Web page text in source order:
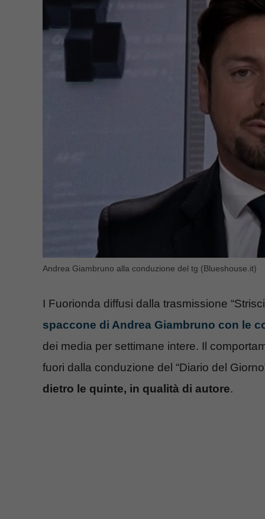
Andrea Giambruno alla conduzione del tg (Blueshouse.it)
I Fuorionda diffusi dalla trasmissione
spaccone di Andrea Giambruno con le
dei media per settimane intere. Il
fuori dalla conduzione del “Diario del
dietro le quinte, in qualità di autore.